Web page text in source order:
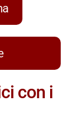
con i